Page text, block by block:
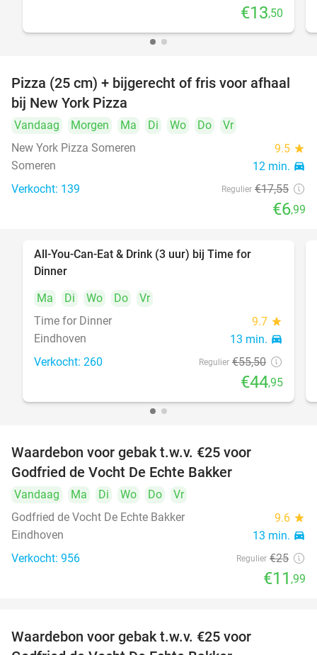
€13,50
60%
Pizza (25 cm) + bijgerecht of fris voor afhaal
bij New York Pizza
Vandaag Morgen Ma Di Wo Do
Vr
New York Pizza Someren
9.5 star
Someren 12 min. directions_car
Verkocht: 139 Regulier €17,55
€6,99
All-You-Can-Eat & Drink (3 uur) bij Time for
Dinner
Ma
Di Wo Do
Vr
Time for Dinner
9.7 star
Eindhoven 13 min. directions_car
Verkocht: 260 Regulier €55,50
€44,95
Waardebon voor gebak t.w.v. €25 voor
Godfried de Vocht De Echte Bakker
Vandaag Ma Di Wo Do
Vr
Godfried de Vocht De Echte Bakker
9.6 star
Eindhoven 13 min. directions_car
Verkocht: 956 Regulier €25
€11 ,99
Waardebon voor gebak t.w.v. €25 voor